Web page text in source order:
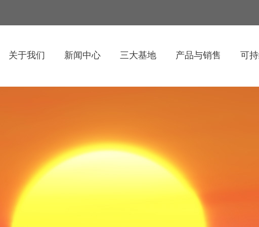
关于我们 新闻中心 三大基地 产品与销售 可